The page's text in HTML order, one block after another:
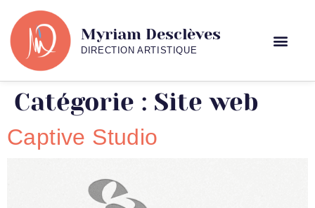
Myriam Desclèves
DIRECTION ARTISTIQUE
Catégorie : Site web
Captive Studio